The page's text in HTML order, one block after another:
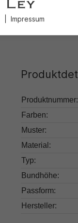
Pocket Hose
Produktnummer:
Farben:
Muster:
Material:
Typ:
Bundhöhe:
Passform:
Hersteller:
Impressum